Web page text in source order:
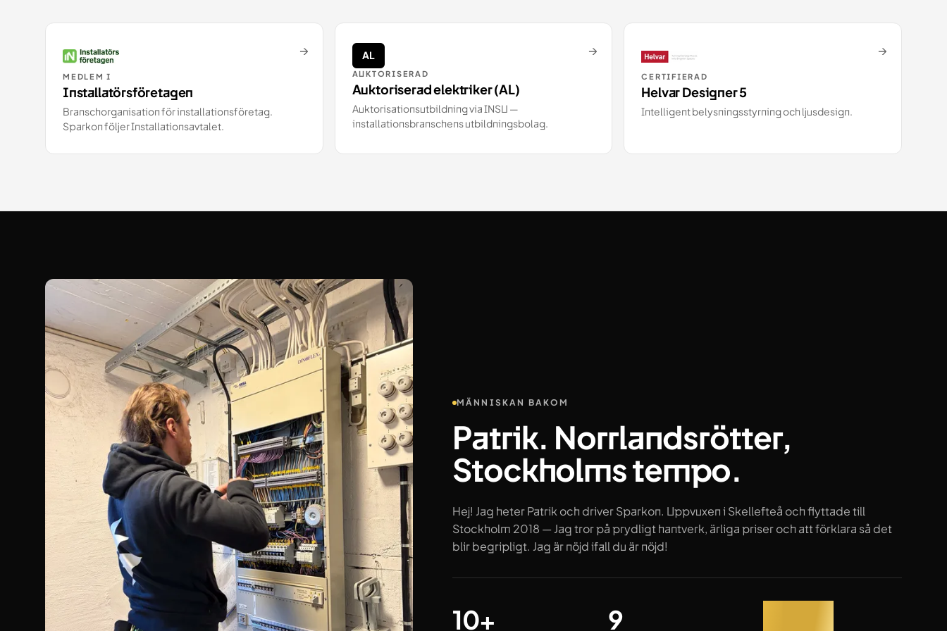
MEDLEM I
Installatörsföretagen
Branschorganisation för installationsföretag.
Sparkon följer Installationsavtalet.
→ AL
AUKTORISERAD
Auktoriserad elektriker (AL)
Auktorisationsutbildning via INSU —
installationsbranschens utbildningsbolag.
→
CERTIFIERAD
Helvar Designer 5
Intelligent belysningsstyrning och ljusdesign.
→
MÄNNISKAN BAKOM
Patrik. Norrlandsrötter,
Stockholms tempo.
Hej! Jag heter Patrik och driver Sparkon. Uppvuxen i Skellefteå och flyttade till
Stockholm 2018 — Jag tror på prydligt hantverk, ärliga priser och att förklara så det
blir begripligt. Jag är nöjd ifall du är nöjd!
År i branschen
10+ Omdömen
9